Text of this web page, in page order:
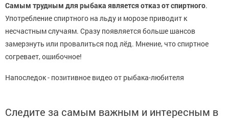
Самым трудным для рыбака является отказ от спиртного.
Употребление спиртного на льду и морозе приводит к
несчастным случаям. Сразу появляется больше шансов
замерзнуть или провалиться под лёд. Мнение, что спиртное
согревает, ошибочное!
Напоследок - позитивное видео от рыбака-любителя
Следите за самым важным и интересным в